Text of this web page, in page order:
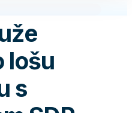
lošu
s